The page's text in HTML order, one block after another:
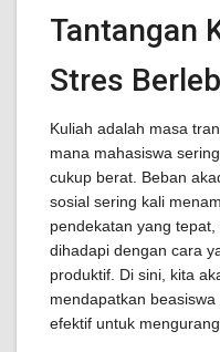
Tantangan
Stres
Kuliah adalah masa
mana mahasiswa
cukup berat. Beban
sosial sering kali
pendekatan yang
dihadapi dengan cara
produktif. Di sini, kita
mendapatkan
efektif untuk